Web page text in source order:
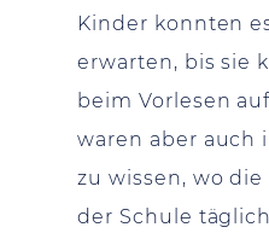
Kinder konnten
erwarten, bis sie
beim Vorlesen
waren aber auch
zu wissen, wo
der Schule